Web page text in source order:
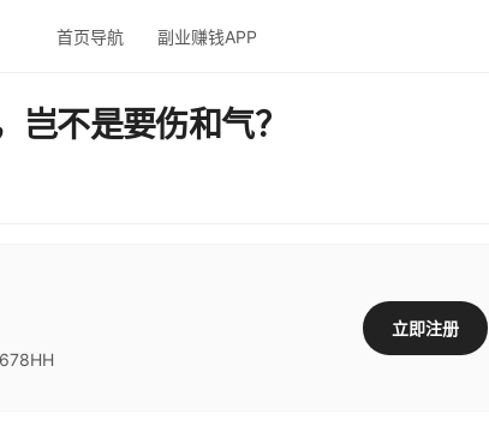
首页导航 副业赚钱APP
岂不是要伤和气？
立即注册